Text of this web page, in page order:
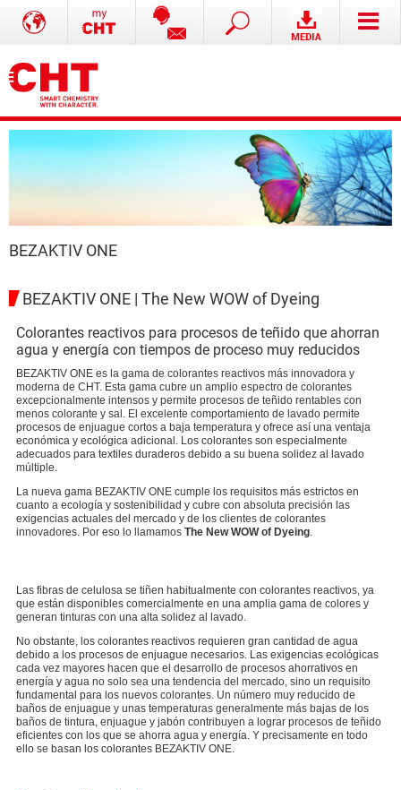
BEZAKTIV ONE
BEZAKTIV ONE | The New WOW of Dyeing
Colorantes reactivos para procesos de teñido que ahorran
agua y energía con tiempos de proceso muy reducidos
BEZAKTIV ONE es la gama de colorantes reactivos más innovadora y
moderna de CHT. Esta gama cubre un amplio espectro de colorantes
excepcionalmente intensos y permite procesos de teñido rentables con
menos colorante y sal. El excelente comportamiento de lavado permite
procesos de enjuague cortos a baja temperatura y ofrece así una ventaja
económica y ecológica adicional. Los colorantes son especialmente
adecuados para textiles duraderos debido a su buena solidez al lavado
múltiple.
La nueva gama BEZAKTIV ONE cumple los requisitos más estrictos en
cuanto a ecología y sostenibilidad y cubre con absoluta precisión las
exigencias actuales del mercado y de los clientes de colorantes
innovadores. Por eso lo llamamos The New WOW of Dyeing.
Las fibras de celulosa se tiñen habitualmente con colorantes reactivos, ya
que están disponibles comercialmente en una amplia gama de colores y
generan tinturas con una alta solidez al lavado.
No obstante, los colorantes reactivos requieren gran cantidad de agua
debido a los procesos de enjuague necesarios. Las exigencias ecológicas
cada vez mayores hacen que el desarrollo de procesos ahorrativos en
energía y agua no solo sea una tendencia del mercado, sino un requisito
fundamental para los nuevos colorantes. Un número muy reducido de
baños de enjuague y unas temperaturas generalmente más bajas de los
baños de tintura, enjuague y jabón contribuyen a lograr procesos de teñido
eficientes con los que se ahorra agua y energía. Y precisamente en todo
ello se basan los colorantes BEZAKTIV ONE.